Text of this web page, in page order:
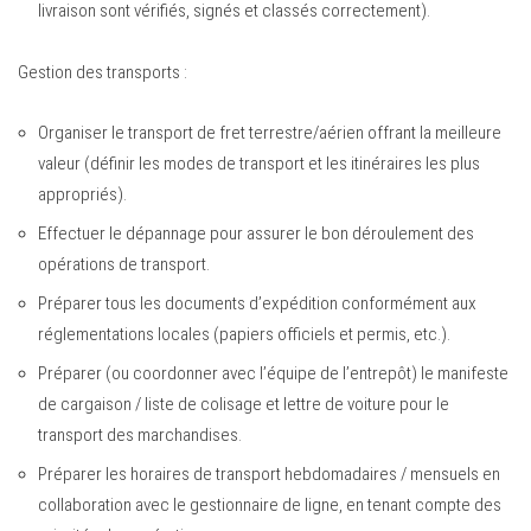
livraison sont vérifiés, signés et classés correctement).
Gestion des transports :
Organiser le transport de fret terrestre/aérien offrant la meilleure
valeur (définir les modes de transport et les itinéraires les plus
appropriés).
Effectuer le dépannage pour assurer le bon déroulement des
opérations de transport.
Préparer tous les documents d’expédition conformément aux
réglementations locales (papiers officiels et permis, etc.).
Préparer (ou coordonner avec l’équipe de l’entrepôt) le manifeste
de cargaison / liste de colisage et lettre de voiture pour le
transport des marchandises.
Préparer les horaires de transport hebdomadaires / mensuels en
collaboration avec le gestionnaire de ligne, en tenant compte des